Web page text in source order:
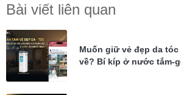
Bài viết liên quan
Muốn giữ vẻ đẹp da
về? Bí kíp ở nước tắm-